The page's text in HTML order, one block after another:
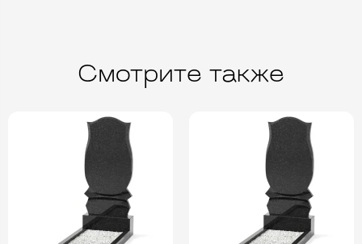
Смотрите также